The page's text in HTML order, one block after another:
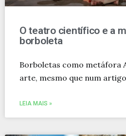
O teatro científico e a
borboleta
Borboletas como metáfora
arte, mesmo que num
LEIA MAIS »